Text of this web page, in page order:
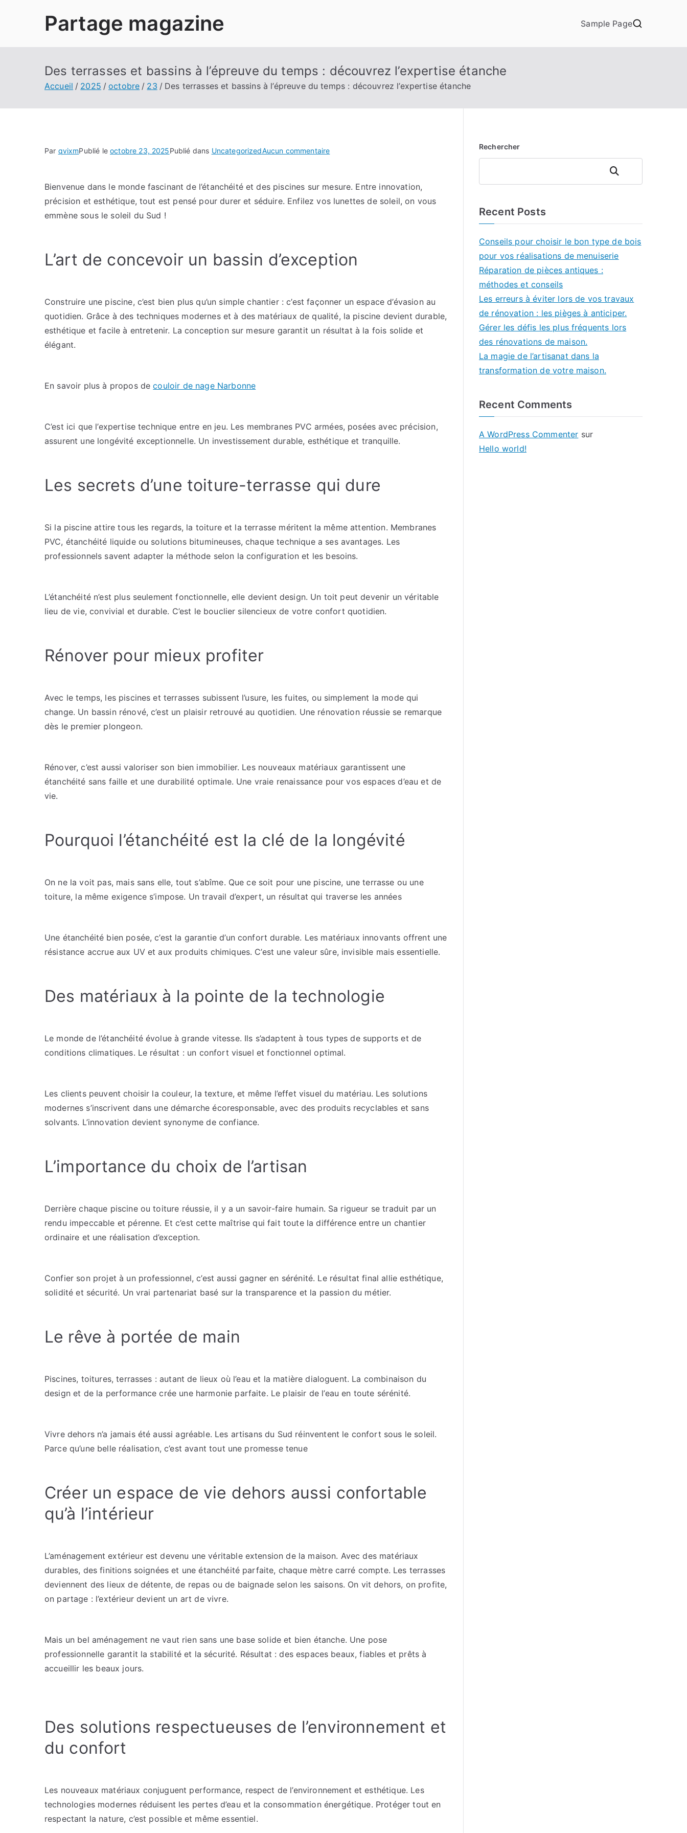
Partage magazine Sample Page
Des terrasses et bassins à l’épreuve du temps : découvrez l’expertise étanche
Accueil 2025 octobre 23 Des terrasses et bassins à l’épreuve du temps : découvrez l’expertise étanche
Par qvixmPublié leoctobre 23, 2025Publié dans UncategorizedAucun commentairesur
et
bassins
temps
:
étanche
Bienvenue dans le monde fascinant de l’étanchéité et des piscines sur mesure. Entre innovation,
précision et esthétique, tout est pensé pour durer et séduire. Enfilez vos lunettes de soleil, on vous
emmène sous le soleil du Sud !
L’art de concevoir un bassin d’exception
Construire une piscine, c’est bien plus qu’un simple chantier : c’est façonner un espace d’évasion au
quotidien. Grâce à des techniques modernes et à des matériaux de qualité, la piscine devient durable,
esthétique et facile à entretenir. La conception sur mesure garantit un résultat à la fois solide et
élégant.
En savoir plus à propos decouloir de nage Narbonne
C’est ici que l’expertise technique entre en jeu. Les membranes PVC armées, posées avec précision,
assurent une longévité exceptionnelle. Un investissement durable, esthétique et tranquille.
Les secrets d’une toiture-terrasse qui dure
Si la piscine attire tous les regards, la toiture et la terrasse méritent la même attention. Membranes
PVC, étanchéité liquide ou solutions bitumineuses, chaque technique a ses avantages. Les
professionnels savent adapter la méthode selon la configuration et les besoins.
L’étanchéité n’est plus seulement fonctionnelle, elle devient design. Un toit peut devenir un véritable
lieu de vie, convivial et durable. C’est le bouclier silencieux de votre confort quotidien.
Rénover pour mieux profiter
Avec le temps, les piscines et terrasses subissent l’usure, les fuites, ou simplement la mode qui
change. Un bassin rénové, c’est un plaisir retrouvé au quotidien. Une rénovation réussie se remarque
dès le premier plongeon.
Rénover, c’est aussi valoriser son bien immobilier. Les nouveaux matériaux garantissent une
étanchéité sans faille et une durabilité optimale. Une vraie renaissance pour vos espaces d’eau et de
vie.
Pourquoi l’étanchéité est la clé de la longévité
On ne la voit pas, mais sans elle, tout s’abîme. Que ce soit pour une piscine, une terrasse ou une
toiture, la même exigence s’impose. Un travail d’expert, un résultat qui traverse les années
Une étanchéité bien posée, c’est la garantie d’un confort durable. Les matériaux innovants offrent une
résistance accrue aux UV et aux produits chimiques. C’est une valeur sûre, invisible mais essentielle.
Des matériaux à la pointe de la technologie
Le monde de l’étanchéité évolue à grande vitesse. Ils s’adaptent à tous types de supports et de
conditions climatiques. Le résultat : un confort visuel et fonctionnel optimal.
Les clients peuvent choisir la couleur, la texture, et même l’effet visuel du matériau. Les solutions
modernes s’inscrivent dans une démarche écoresponsable, avec des produits recyclables et sans
solvants. L’innovation devient synonyme de confiance.
L’importance du choix de l’artisan
Derrière chaque piscine ou toiture réussie, il y a un savoir-faire humain. Sa rigueur se traduit par un
rendu impeccable et pérenne. Et c’est cette maîtrise qui fait toute la différence entre un chantier
ordinaire et une réalisation d’exception.
Confier son projet à un professionnel, c’est aussi gagner en sérénité. Le résultat final allie esthétique,
solidité et sécurité. Un vrai partenariat basé sur la transparence et la passion du métier.
Le rêve à portée de main
Piscines, toitures, terrasses : autant de lieux où l’eau et la matière dialoguent. La combinaison du
design et de la performance crée une harmonie parfaite. Le plaisir de l’eau en toute sérénité.
Vivre dehors n’a jamais été aussi agréable. Les artisans du Sud réinventent le confort sous le soleil.
Parce qu’une belle réalisation, c’est avant tout une promesse tenue
Créer un espace de vie dehors aussi confortable
qu’à l’intérieur
L’aménagement extérieur est devenu une véritable extension de la maison. Avec des matériaux
durables, des finitions soignées et une étanchéité parfaite, chaque mètre carré compte. Les terrasses
deviennent des lieux de détente, de repas ou de baignade selon les saisons. On vit dehors, on profite,
on partage : l’extérieur devient un art de vivre.
Mais un bel aménagement ne vaut rien sans une base solide et bien étanche. Une pose
professionnelle garantit la stabilité et la sécurité. Résultat : des espaces beaux, fiables et prêts à
accueillir les beaux jours.
Des solutions respectueuses de l’environnement et
du confort
Les nouveaux matériaux conjuguent performance, respect de l’environnement et esthétique. Les
technologies modernes réduisent les pertes d’eau et la consommation énergétique. Protéger tout en
respectant la nature, c’est possible et même essentiel.
Rechercher
Rechercher
Recent Posts
Conseils pour choisir le bon type de bois
pour vos réalisations de menuiserie
Réparation de pièces antiques :
méthodes et conseils
Les erreurs à éviter lors de vos travaux
de rénovation : les pièges à anticiper.
Gérer les défis les plus fréquents lors
des rénovations de maison.
La magie de l’artisanat dans la
transformation de votre maison.
Recent Comments
A WordPress Commenter sur
Hello world!